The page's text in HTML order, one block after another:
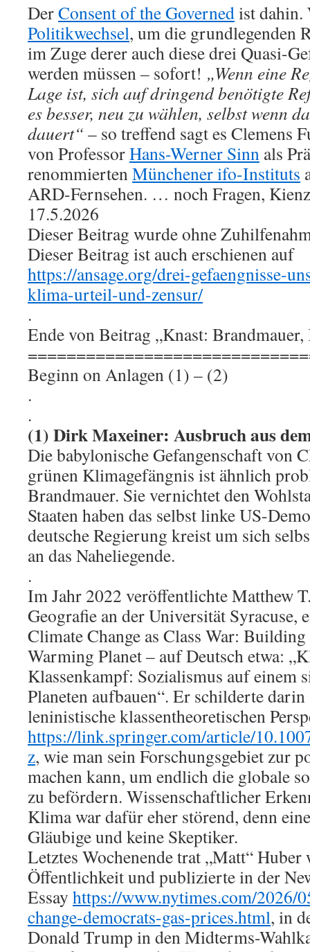
DerConsent of the Governedist dahin.
Politikwechsel, um die grundlegenden
im Zuge derer auch diese drei Quasi-
werden müssen – sofort! „Wenn eine
Lage ist, sich auf dringend benötigte
es besser, neu zu wählen, selbst wenn
dauert“ – so treffend sagt es Clemens
von ProfessorHans-Werner Sinn als
renommiertenMünchener ifo-Instituts
ARD-Fernsehen. … noch Fragen,
17.5.2026
Dieser Beitrag wurde ohne
Dieser Beitrag ist auch erschienen auf
https://ansage.org/drei-gefaengnisse-
klima-urteil-und-zensur/
.
Ende von Beitrag „Knast:
Beginn on Anlagen (1) – (2)
.
.
(1) Dirk Maxeiner: Ausbruch aus
Die babylonische Gefangenschaft von
grünen Klimagefängnis ist ähnlich
Brandmauer. Sie vernichtet den
Staaten haben das selbst linke US-
deutsche Regierung kreist um sich
an das Naheliegende.
.
Im Jahr 2022 veröffentlichte Matthew
Geografie an der Universität Syracuse,
Climate Change as Class War:
Warming Planet – auf Deutsch etwa:
Klassenkampf: Sozialismus auf einem
Planeten aufbauen“. Er schilderte
leninistische klassentheoretischen
https://link.springer.com/article/
z, wie man sein Forschungsgebiet zur
machen kann, um endlich die globale
zu befördern. Wissenschaftlicher
Klima war dafür eher störend, denn
Gläubige und keine Skeptiker.
Letztes Wochenende trat „Matt“
Öffentlichkeit und publizierte in der
Essay https://www.nytimes.com/2026/
change-democrats-gas-prices.html, in
Donald Trump in den Midterms-